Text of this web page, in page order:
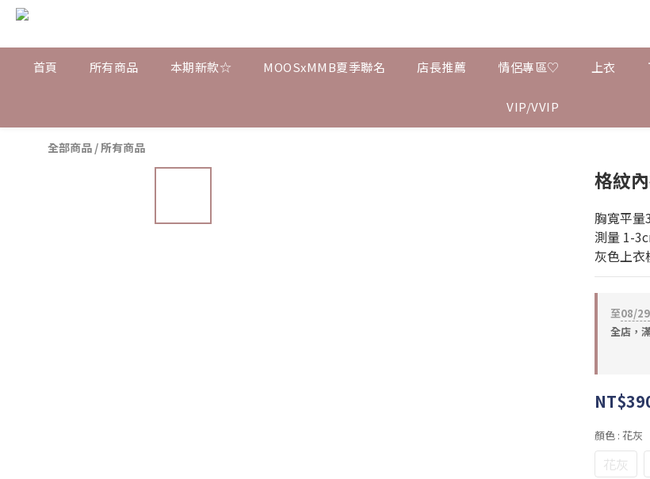
首頁 所有商品 本期新款☆ MOOSxMMB夏季聯名 店長推薦 情侶專區♡ 上衣
VIP/VVIP
全部商品 /所有商品
格紋
胸寬平
測量 1-
灰色上衣
至08/
全店，
顏色 : 花灰
花灰